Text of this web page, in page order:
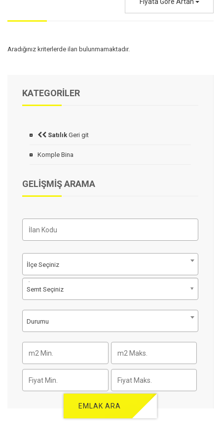
Aradığınız kriterlerde ilan bulunmamaktadır.
KATEGORILER
Satılık Geri git
Komple Bina
GELIŞMIŞ ARAMA
İlçe Seçiniz
Semt Seçiniz
Durumu
EMLAK ARA